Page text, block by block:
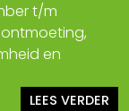
t/m
en
LEES VERDER